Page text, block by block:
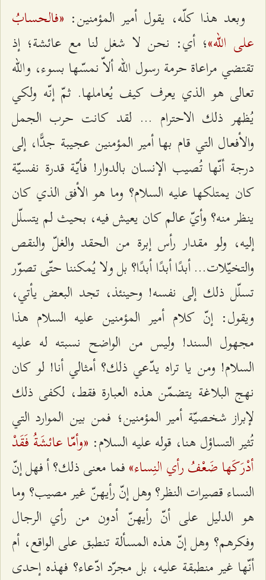
وبعد هذا كلّه، يقول أمير المؤمنين: «فالحسابُ
على الله»؛ أي: نحن لا شغل لنا مع عائشة؛ إذ
تقتضي مراعاة حرمة رسول الله ألاّ نمسّها بسوء، والله
تعالى هو الذي يعرف كيف يُعاملها. ثمّ إنّه ولكي
يُظهر ذلك الاحترام ... لقد كانت حرب الجمل
والأفعال التي قام بها أمير المؤمنين عجيبة جدًّا، إلى
درجة أنّها تُصيب الإنسان بالدوار! فأيّة قدرة نفسيّة
كان يمتلكها عليه السلام؟ وما هو الأفق الذي كان
ينظر منه؟ وأيّ عالم كان يعيش فيه، بحيث لم يتسلّل
إليه، ولو مقدار رأس إبرة من الحقد والغلّ والنقص
والتخيّلات... أبدًا أبدًا أبدًا؟ بل ولا يُمكننا حتّى تصوّر
تسلّل ذلك إلى نفسه! وحينئذ، تجد البعض يأتي،
ويقول: إنّ كلام أمير المؤمنين عليه السلام هذا
مجهول السند! وليس من الواضح نسبته له عليه
السلام! ومن يا تراه يدّعي ذلك؟ أمثالي أنا! لو كان
نهج البلاغة يتضمّن هذه العبارة فقط، لكفى ذلك
لإبراز شخصيّة أمير المؤمنين؛ فمن بين الموارد التي
تُثير التساؤل هنا، قوله عليه السلام: «وأمّا عائشَةُ فَقَدْ
أدْرَكَها ضَعْفُ رأي النِساء»فما معنى ذلك؟ أ فهل إنّ
النساء قصيرات النظر؟ وهل إنّ رأيهنّ غير مصيب؟ وما
هو الدليل على أنّ رأيهنّ أدون من رأي الرجال
وفكرهم؟ وهل إنّ هذه المسألة تنطبق على الواقع، أم
أنّها غير منطبقة عليه، بل مجرّد ادّعاء؟ فهذه إحدى